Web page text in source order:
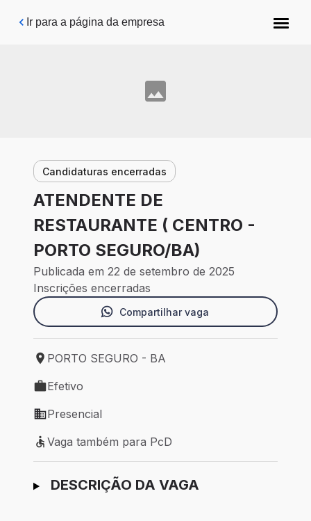
Pular para o conteúdo principal
Ir para a página da empresa
Candidaturas encerradas
ATENDENTE DE
RESTAURANTE ( CENTRO -
PORTO SEGURO/BA)
Publicada em 22 de setembro de 2025
Inscrições encerradas
Compartilhar vaga
Local de trabalho: PORTO SEGURO - BA
PORTO SEGURO - BA
Tipo de vaga: Efetivo
Efetivo
Modelo de trabalho: Presencial
Presencial
Vaga também para PcD
Vaga também para PcD
Ir para candidatura
DESCRIÇÃO DA VAGA